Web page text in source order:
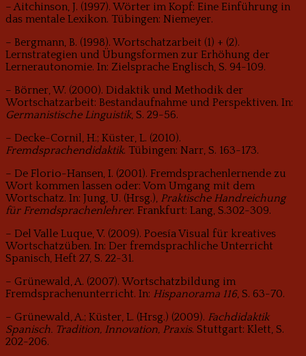
– Aitchinson, J. (1997). Wörter im Kopf: Eine Einführung in
das mentale Lexikon. Tübingen: Niemeyer.
– Bergmann, B. (1998). Wortschatzarbeit (1) + (2).
Lernstrategien und Übungsformen zur Erhöhung der
Lernerautonomie. In: Zielsprache Englisch, S. 94-109.
– Börner, W. (2000). Didaktik und Methodik der
Wortschatzarbeit: Bestandaufnahme und Perspektiven. In:
Germanistische Linguistik, S. 29-56.
– Decke-Cornil, H.; Küster, L. (2010).
Fremdsprachendidaktik. Tübingen: Narr, S. 163-173.
– De Florio-Hansen, I. (2001). Fremdsprachenlernende zu
Wort kommen lassen oder: Vom Umgang mit dem
Wortschatz. In: Jung, U. (Hrsg.), Praktische Handreichung
für Fremdsprachenlehrer. Frankfurt: Lang, S.302-309.
– Del Valle Luque, V. (2009). Poesía Visual für kreatives
Wortschatzüben. In: Der fremdsprachliche Unterricht
Spanisch, Heft 27, S. 22-31.
– Grünewald, A. (2007). Wortschatzbildung im
Fremdsprachenunterricht. In: Hispanorama 116, S. 63-70.
– Grünewald, A.; Küster, L. (Hrsg.) (2009). Fachdidaktik
Spanisch. Tradition, Innovation, Praxis. Stuttgart: Klett, S.
202-206.